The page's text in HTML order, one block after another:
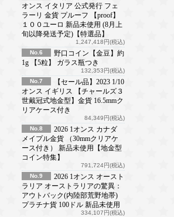
オンス イタリア 公式発行 フェ
ラーリ 金貨 プルーフ 【proof】
１００ユーロ 新品未使用 (8月上
旬以降発送予定)【特選品】
1,247,418円(税込)
No.6
野口コイン【金豆】約
1g 【5粒】 ガラス瓶つき
132,353円(税込)
No.7
【セール品】2023 1/10
オンス イギリス 【チャールズ３
世戴冠式地金型】金貨 16.5mmク
リアケース付き
84,349円(税込)
No.8
2026 1オンス カナダ
メイプル金貨 （30mmクリアケ
ース付き） 新品未使用【地金型
コイン特集】
791,724円(税込)
No.9
2026 1オンス オースト
ラリア オーストラリアの驚異：
アウトバック(内陸部荒野地帯)
プラチナ貨 100ドル 新品未使用
334,107円(税込)